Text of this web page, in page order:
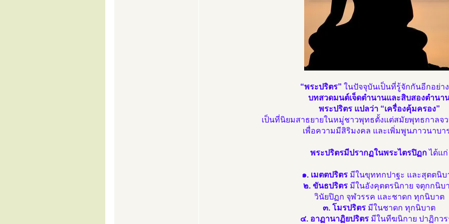
“พระปริตร” ในปัจจุบันเป็นที่รู้จักกันอีกอย่า
บทสวดมนต์เจ็ดตำนานและสิบสองตำนา
พระปริตร แปลว่า “เครื่องคุ้มครอง”
เป็นที่นิยมสาธยายในหมู่ชาวพุทธตั้งแต่สมัยพุทธกาลจ
เพื่อความมีสิริมงคล และเพิ่มพูนภาวนาบา
พระปริตรมีปรากฏในพระไตรปิฏกได้แก่
๑. เมตตปริตร มีในขุททกปาฐะ และสุตตนิบ
๒. ขันธปริตร มีในอังคุตตรนิกาย จตุกกนิบ
วินัยปิฏก จุฬวรรค และชาดก ทุกนิบาต
๓. โมรปริตร มีในชาดก ทุกนิบาต
๔. อาฏานาฏิยปริตร มีในทีฆนิกาย ปาฏิกว